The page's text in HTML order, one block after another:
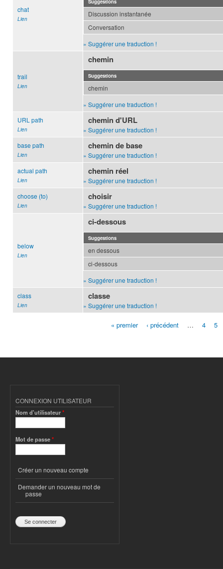
chat
Lien
Suggestions
Discussion instantanée
Conversation
» Suggérer une traduction !
trail
Lien
chemin
Suggestions
chemin
» Suggérer une traduction !
URL path
Lien
chemin d'URL
» Suggérer une traduction !
base path
Lien
chemin de base
» Suggérer une traduction !
actual path
Lien
chemin réel
» Suggérer une traduction !
choose (to)
Lien
choisir
» Suggérer une traduction !
below
Lien
ci-dessous
Suggestions
en dessous
ci-dessous
» Suggérer une traduction !
class
Lien
classe
» Suggérer une traduction !
« premier ‹ précédent … 4 5
CONNEXION UTILISATEUR
Nom d'utilisateur*
Mot de passe*
Créer un nouveau compte
Demander un nouveau mot de
passe